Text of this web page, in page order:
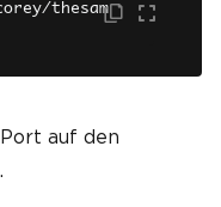
/thesam
auf den